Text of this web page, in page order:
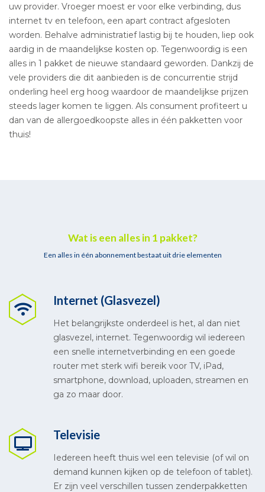
uw provider. Vroeger moest er voor elke verbinding, dus
internet tv en telefoon, een apart contract afgesloten
worden. Behalve administratief lastig bij te houden, liep ook
aardig in de maandelijkse kosten op. Tegenwoordig is een
alles in 1 pakket de nieuwe standaard geworden. Dankzij de
vele providers die dit aanbieden is de concurrentie strijd
onderling heel erg hoog waardoor de maandelijkse prijzen
steeds lager komen te liggen. Als consument profiteert u
dan van de allergoedkoopste alles in één pakketten voor
thuis!
Wat is een alles in 1 pakket?
Een alles in één abonnement bestaat uit drie elementen
Internet (Glasvezel)
Het belangrijkste onderdeel is het, al dan niet
glasvezel, internet. Tegenwoordig wil iedereen
een snelle internetverbinding en een goede
router met sterk wifi bereik voor TV, iPad,
smartphone, download, uploaden, streamen en
ga zo maar door.
Televisie
Iedereen heeft thuis wel een televisie (of wil on
demand kunnen kijken op de telefoon of tablet).
Er zijn veel verschillen tussen zenderpakketten